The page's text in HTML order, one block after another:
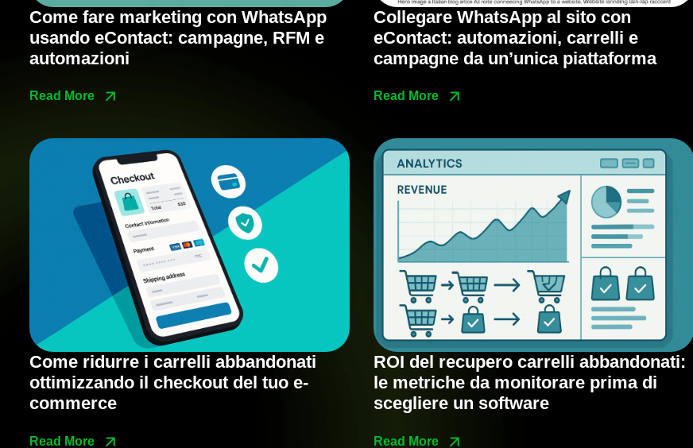
Come fare marketing con WhatsApp
usando eContact: campagne, RFM e
automazioni
Read More
Collegare WhatsApp al sito con
eContact: automazioni, carrelli e
campagne da un’unica piattaforma
Read More
Come ridurre i carrelli abbandonati
ottimizzando il checkout del tuo e-
commerce
Read More
ROI del recupero carrelli abbandonati:
le metriche da monitorare prima di
scegliere un software
Read More